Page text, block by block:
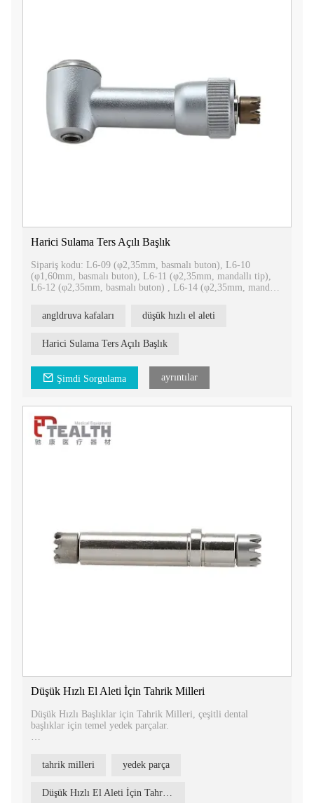
Harici Sulama Ters Açılı Başlık
Sipariş kodu: L6-09 (φ2,35mm, basmalı buton), L6-10
(φ1,60mm, basmalı buton), L6-11 (φ2,35mm, mandallı tip),
L6-12 (φ2,35mm, basmalı buton) , L6-14 (φ2,35mm, mandallı
φ2,35mm, mandallı tip)
profesyonelleri için çok yönlü ve uygun maliyetli bir çözüm.
Angldruva başlıklarımızla, yalnızca bir sapa yatırım yapmanız
yeterli olurken, çeşitli prosedürler için farklı başlıklar seçme
esnekliğine de sahip olursunuz. Bu, diş hekimliği ekipmanınızı
Angldruva başlıklarımız, uyumluluk ve kullanım kolaylığı
sağlayacak şekilde piyasadaki çoğu markaya uyacak şekilde
tasarlanmıştır.
angldruva kafaları düşük hızlı el aleti
Harici Sulama Ters Açılı Başlık
Şimdi Sorgulama ayrıntılar
Düşük Hızlı El Aleti İçin Tahrik Milleri
Düşük Hızlı Başlıklar için Tahrik Milleri, çeşitli dental
başlıklar için temel yedek parçalar.
1. Düşük hızlı dişçilik aletleri için tahrik mili.
2. 20:1 implant angldruva için tahrik mili.
4. 16:1 redüksiyonlu angldruva için tahrik mili.
tahrik milleri yedek parça
Düşük Hızlı El Aleti İçin Tahrik Milleri